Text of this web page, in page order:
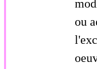
ou